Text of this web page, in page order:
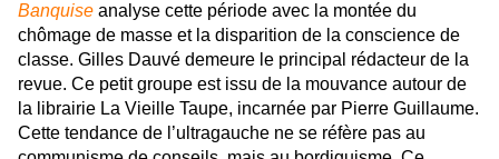
Banquise analyse cette période avec la montée du
chômage de masse et la disparition de la conscience de
classe. Gilles Dauvé demeure le principal rédacteur de la
revue. Ce petit groupe est issu de la mouvance autour de
la librairie La Vieille Taupe, incarnée par Pierre Guillaume.
Cette tendance de l’ultragauche ne se réfère pas au